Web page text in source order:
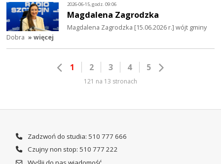
2026-06-15, godz. 09:06
Magdalena Zagrodzka
Magdalena Zagrodzka [15.06.2026 r.] wójt gminy
Dobra » więcej
1 2 3 4 5
121 na 13 stronach
Zadzwoń do studia: 510 777 666
Czujny non stop: 510 777 222